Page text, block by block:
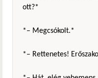
ott?*
*– Megcsókolt.*
*– Rettenetes!